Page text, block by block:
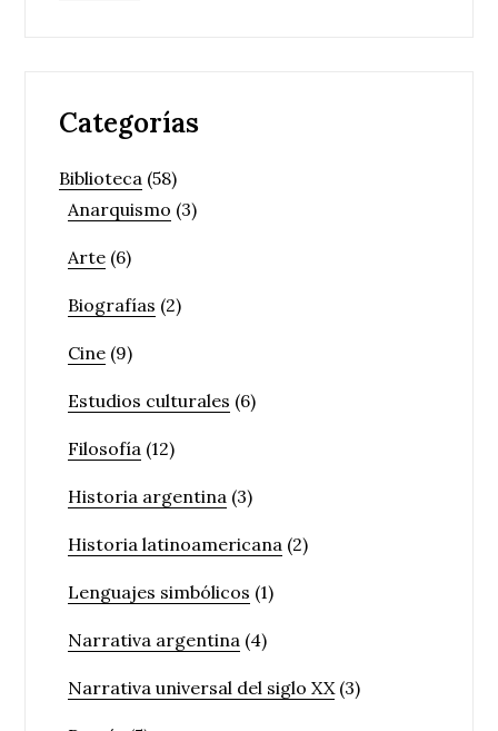
Categorías
Biblioteca (58)
Anarquismo (3)
Arte (6)
Biografías (2)
Cine (9)
Estudios culturales (6)
Filosofía (12)
Historia argentina (3)
Historia latinoamericana (2)
Lenguajes simbólicos (1)
Narrativa argentina (4)
Narrativa universal del siglo XX(3)